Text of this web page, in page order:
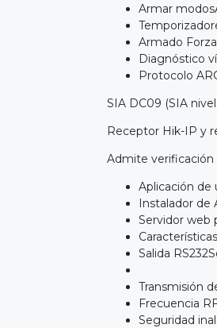
Armar
Armado
Diagnóstico
Protocolo
SIA DC09 (SIA
Receptor Hik-IP y
Admite
Aplicación de
Instalador de
Servidor web
Salida
Transmisión
Frecuencia
Seguridad